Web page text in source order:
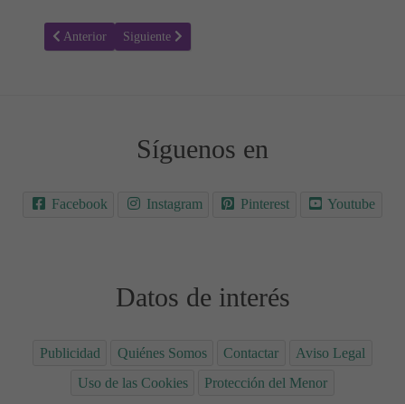
Artículo anterior: Letra y vídeo de la canción, Rojo, de J. Balvin
Anterior Artículo siguiente: Letra y vídeo de, Mi luz, de
Siguiente
Síguenos en
Facebook Instagram Pinterest Youtube
Datos de interés
Publicidad Quiénes Somos Contactar
Aviso Legal
Uso de las Cookies
Protección del Menor